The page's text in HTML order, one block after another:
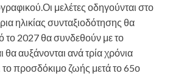
μελέτες οδηγούνται στο
ηλικίας συνταξιοδότησης θα
2027 θα συνδεθούν με το
αυξάνονται ανά τρία χρόνια
το προσδόκιμο ζωής μετά το 65ο